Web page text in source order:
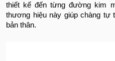
thiết kế đến từng đường kim
thương hiệu này giúp chàng tự
bản thân.